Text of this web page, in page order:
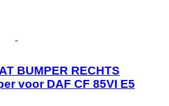
BUMPER RECHTS
voor DAF CF 85VI E5